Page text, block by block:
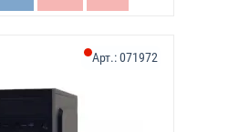
Арт.:071972